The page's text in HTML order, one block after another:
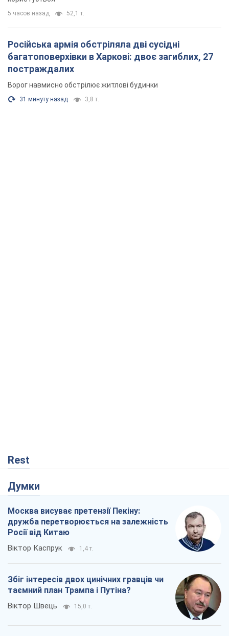
5 часов назад 52,1 т.
Російська армія обстріляла дві сусідні
багатоповерхівки в Харкові: двоє загиблих, 27
постраждалих
Ворог навмисно обстрілює житлові будинки
31 минуту назад 3,8 т.
Rest
Думки
Москва висуває претензії Пекіну:
дружба перетворюється на залежність
Росії від Китаю
Віктор Каспрук 1,4 т.
Збіг інтересів двох цинічних гравців чи
таємний план Трампа і Путіна?
Віктор Швець 15,0 т.